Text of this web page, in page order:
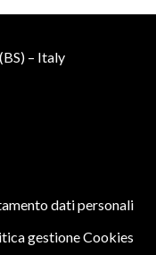
– Italy
dati personali
gestione Cookies